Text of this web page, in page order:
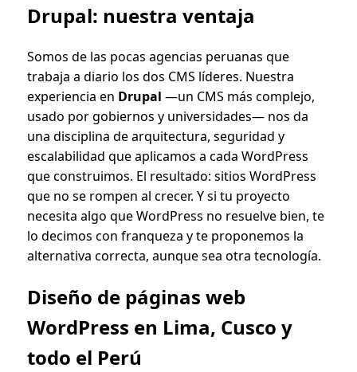
Drupal: nuestra ventaja
Somos de las pocas agencias peruanas que
trabaja a diario los dos CMS líderes. Nuestra
experiencia en Drupal —un CMS más complejo,
usado por gobiernos y universidades— nos da
una disciplina de arquitectura, seguridad y
escalabilidad que aplicamos a cada WordPress
que construimos. El resultado: sitios WordPress
que no se rompen al crecer. Y si tu proyecto
necesita algo que WordPress no resuelve bien, te
lo decimos con franqueza y te proponemos la
alternativa correcta, aunque sea otra tecnología.
Diseño de páginas web
WordPress en Lima, Cusco y
todo el Perú